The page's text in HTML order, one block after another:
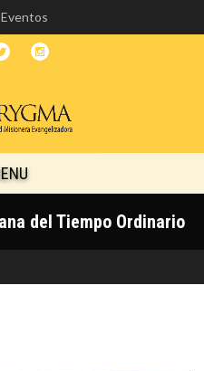
Skip
to
main
Eventos
del Tiempo Ordinario